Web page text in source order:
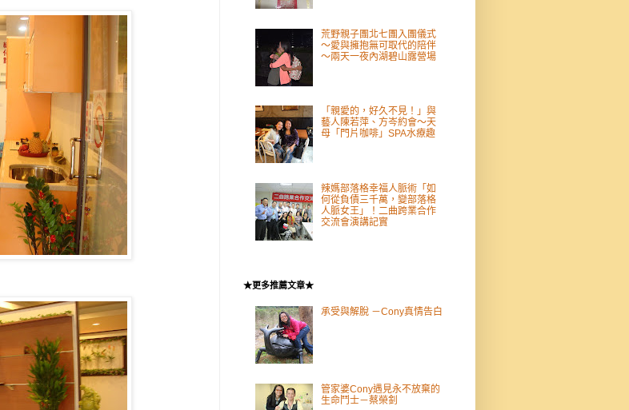
荒野親子團北七團入團儀式
～愛與擁抱無可取代的陪伴
～兩天一夜內湖碧山露營場
「親愛的，好久不見！」與
藝人陳若萍、方岑約會～天
母「門片咖啡」SPA水療趣
辣媽部落格幸福人脈術「如
何從負債三千萬，變部落格
人脈女王」！二曲跨業合作
交流會演講記實
★更多推薦文章★
承受與解脫 －Cony真情告白
管家婆Cony遇見永不放棄的
生命鬥士－蔡榮釗